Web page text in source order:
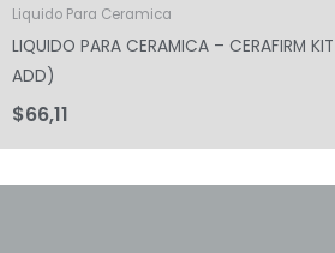
Liquido Para Ceramica
LIQUIDO PARA CERAMICA – CERAFIRM
ADD)
$66,11